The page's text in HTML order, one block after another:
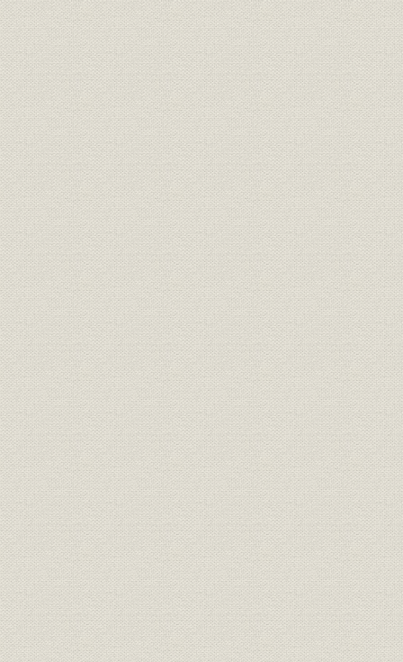
役員 所長 水谷浩
役員 日本製鉄第5代社長 渡辺義介
経営 終戦前後の創業概況 昭和20年7
施設 ホット・ストリップ・ミル
沿革;事業所 飛躍的な発展期を迎えて 昭和29年~
製造工程;事業所 製銑、製鋼 昭和22年
製造工程;施設 圧延 昭和21年~
製造工程;施設 化成品
名誉 線材工場御視察中の両陛下 昭和29年8
役員 所長 香春三樹次
役員 所長 佐藤正義
生産;施設 当所主要設備ならびに生産能力 昭和33年3
生産
富士製鉄全社と当所の全国対比
生産高//富士製鉄各作業所の生産
昭和31年度